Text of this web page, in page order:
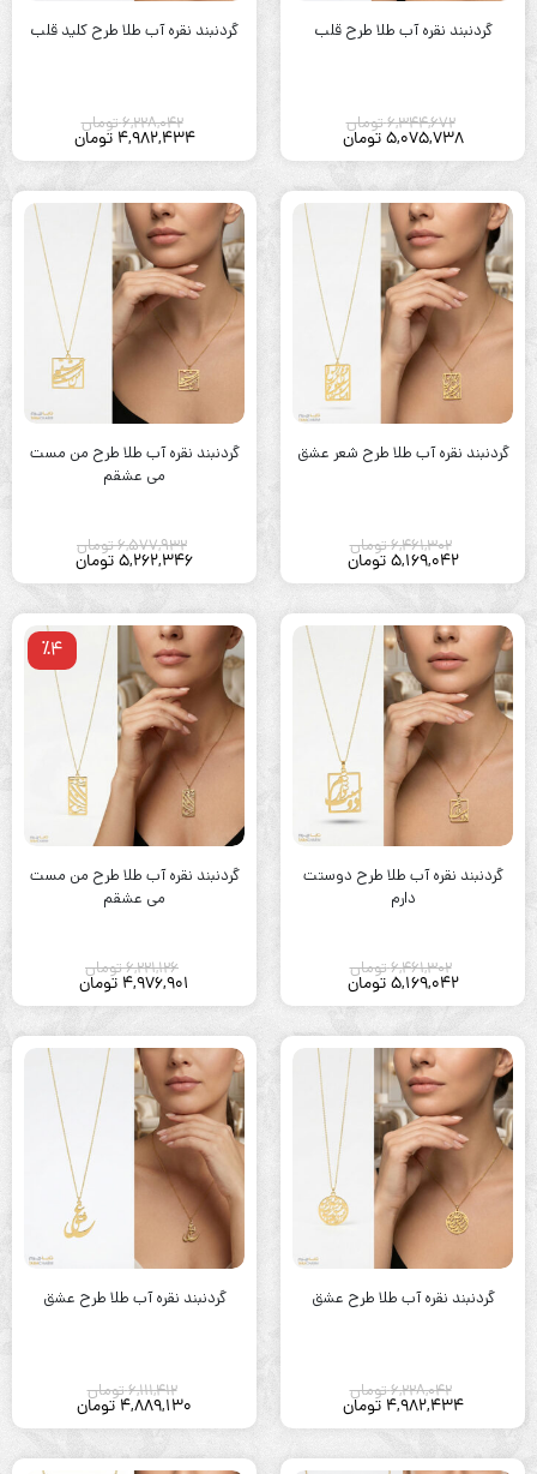
گردنبند نقره آب طلا طرح قلب
6,344,672تومان
5,075,738 تومان
گردنبند نقره آب طلا طرح کلید قلب
6,228,042تومان
4,982,434 تومان
گردنبند نقره آب طلا طرح شعر عشق
6,461,302تومان
5,169,042 تومان
گردنبند نقره آب طلا طرح من مست
می عشقم
6,577,932تومان
5,262,346تومان
گردنبند نقره آب طلا طرح دوستت
دارم
6,461,302تومان
5,169,042 تومان
٪4
گردنبند نقره آب طلا طرح من مست
می عشقم
6,221,126تومان
4,976,901 تومان
گردنبند نقره آب طلا طرح عشق
6,228,042تومان
4,982,434 تومان
گردنبند نقره آب طلا طرح عشق
6,111,412تومان
4,889,130 تومان